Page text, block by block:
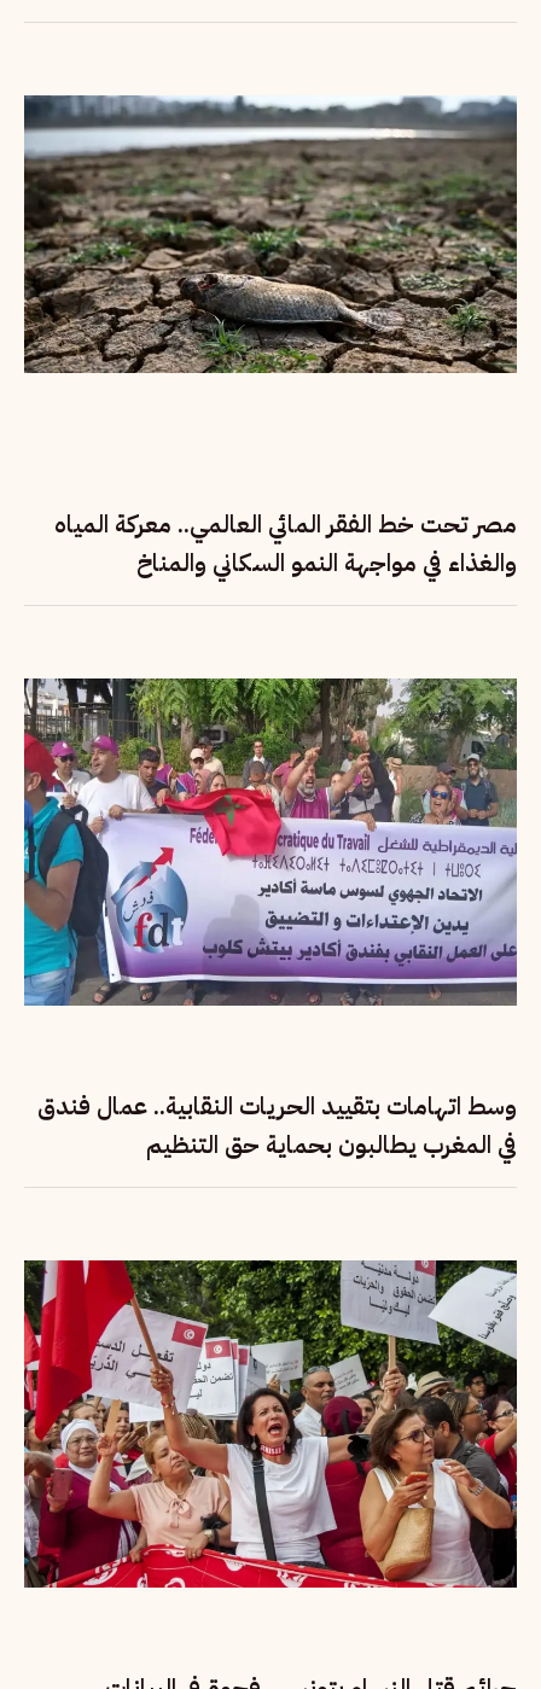
مصر تحت خط الفقر المائي العالمي.. معركة المياه
والغذاء في مواجهة النمو السكاني والمناخ
وسط اتهامات بتقييد الحريات النقابية.. عمال فندق
في المغرب يطالبون بحماية حق التنظيم